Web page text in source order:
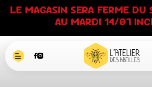
Panneau de gestion des cookies
LE MAGASIN SERA FERME
AU MARDI 14/07